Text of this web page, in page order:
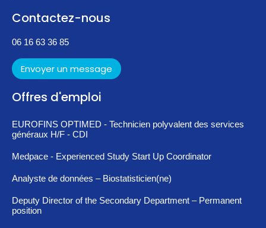
Contactez-nous
06 16 63 36 85
Envoyer un message
Offres d'emploi
EUROFINS OPTIMED - Technicien polyvalent des services
généraux H/F - CDI
Medpace - Experienced Study Start Up Coordinator
Analyste de données – Biostatisticien(ne)
Deputy Director of the Secondary Department – Permanent
position